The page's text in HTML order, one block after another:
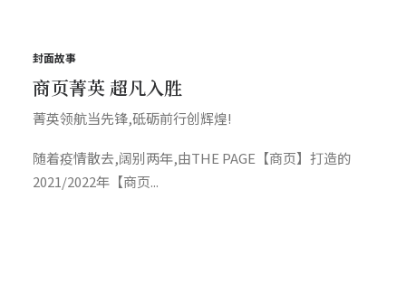
封面故事
商页菁英 超凡入胜
菁英领航当先锋,砥砺前行创辉煌!
随着疫情散去,阔别两年,由THE PAGE【商页】打造的
2021/2022年【商页...